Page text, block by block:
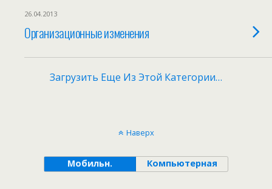
26.04.2013
Организационные изменения
Загрузить Еще Из Этой Категории…
Наверх
Мобильн. Компьютерная